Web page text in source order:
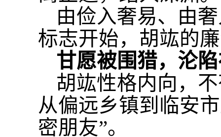
由俭入奢易、由
标志开始，胡竑的
甘愿被围猎，沦
胡竑性格内向，
从偏远乡镇到临安
密朋友”。